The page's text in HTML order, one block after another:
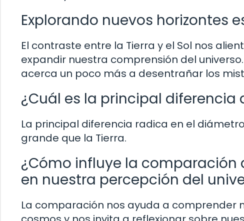
Explorando nuevos horizontes
El contraste entre la Tierra y el Sol nos
expandir nuestra comprensión del
acerca un poco más a desentrañar los
¿Cuál es la principal diferencia
La principal diferencia radica en el
grande que la Tierra.
¿Cómo influye la comparación
en nuestra percepción del
La comparación nos ayuda a comprender